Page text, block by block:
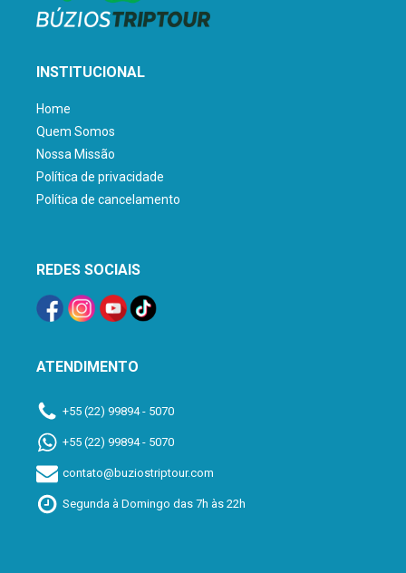
INSTITUCIONAL
Home
Quem Somos
Nossa Missão
Política de privacidade
Política de cancelamento
REDES SOCIAIS
ATENDIMENTO
+55 (22) 99894 - 5070
+55 (22) 99894 - 5070
contato@buziostriptour.com
Segunda à Domingo das 7h às 22h